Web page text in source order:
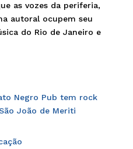
as vozes da periferia,
autoral ocupem seu
do Rio de Janeiro e
Negro Pub tem rock
João de Meriti